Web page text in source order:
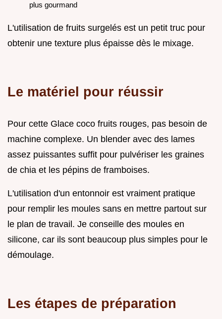
plus gourmand
L'utilisation de fruits surgelés est un petit truc pour
obtenir une texture plus épaisse dès le mixage.
Le matériel pour réussir
Pour cette Glace coco fruits rouges, pas besoin de
machine complexe. Un blender avec des lames
assez puissantes suffit pour pulvériser les graines
de chia et les pépins de framboises.
L'utilisation d'un entonnoir est vraiment pratique
pour remplir les moules sans en mettre partout sur
le plan de travail. Je conseille des moules en
silicone, car ils sont beaucoup plus simples pour le
démoulage.
Les étapes de préparation